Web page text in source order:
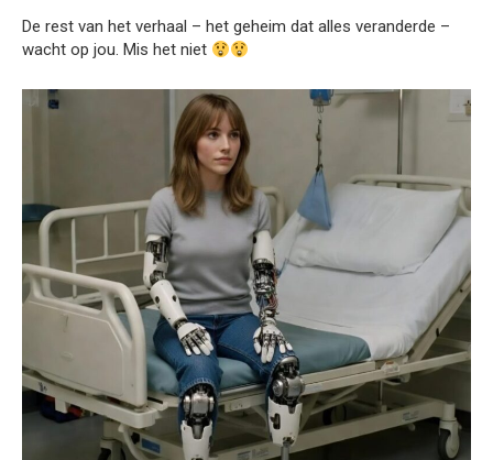
De rest van het verhaal – het geheim dat alles veranderde –
wacht op jou. Mis het niet